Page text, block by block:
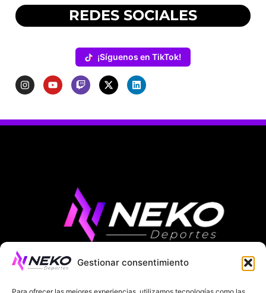
Gestionar consentimiento
REDES SOCIALES
¡Síguenos en TikTok!
ÚLTIMAS NOTICIAS COMPETICIONES EUROPEAS